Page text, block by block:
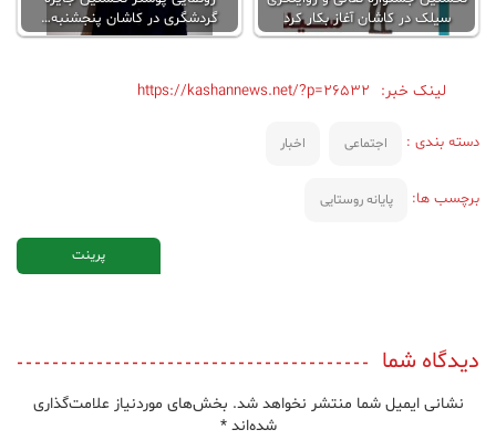
سیلک در کاشان آغاز بکار کرد
گردشگری در کاشان پنجشنبه…
لینک خبر: https://kashannews.net/?p=26532
دسته بندی : اجتماعی اخبار
برچسب ها: پایانه روستایی
پرینت
دیدگاه شما
نشانی ایمیل شما منتشر نخواهد شد. بخش‌های موردنیاز علامت‌گذاری
شده‌اند*